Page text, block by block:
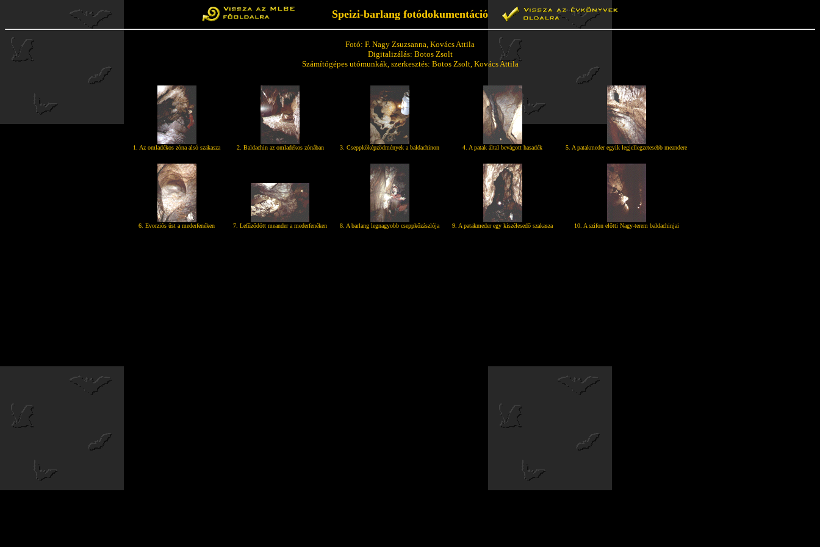
Speizi-barlang fotódokumentáció
Fotó: F. Nagy Zsuzsanna, Kovács Attila
Digitalizálás: Botos Zsolt
Számítógépes utómunkák, szerkesztés: Botos Zsolt, Kovács Attila
1. Az omladékos zóna alsó szakasza 2. Baldachin az omladékos zónában 3. Cseppkőképződmények a baldachinon 4. A patak által bevágott hasadék 5. A patakmeder egyik legjellegzetesebb meandere
6. Evorziós üst a mederfenéken 7. Lefűződött meander a mederfenéken 8. A barlang legnagyobb cseppkőzászlója 9. A patakmeder egy kiszélesedő szakasza 10. A szifon előtti Nagy-terem baldachinjai